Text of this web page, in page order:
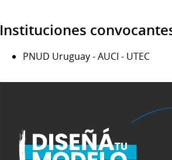
Instituciones
PNUD Uruguay - AUCI - UTEC